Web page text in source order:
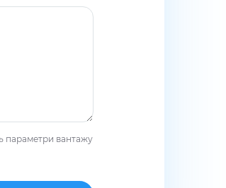
параметри вантажу